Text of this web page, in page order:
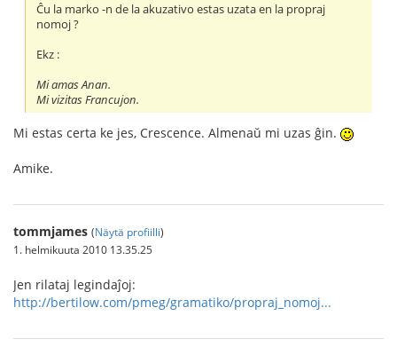
Ĉu la marko -n de la akuzativo estas uzata en la propraj
nomoj ?
Ekz :
Mi amas Anan.
Mi vizitas Francujon.
Mi estas certa ke jes, Crescence. Almenaŭ mi uzas ĝin.
Amike.
tommjames (Näytä profiilli)
1. helmikuuta 2010 13.35.25
Jen rilataj legindaĵoj:
http://bertilow.com/pmeg/gramatiko/propraj_nomoj...